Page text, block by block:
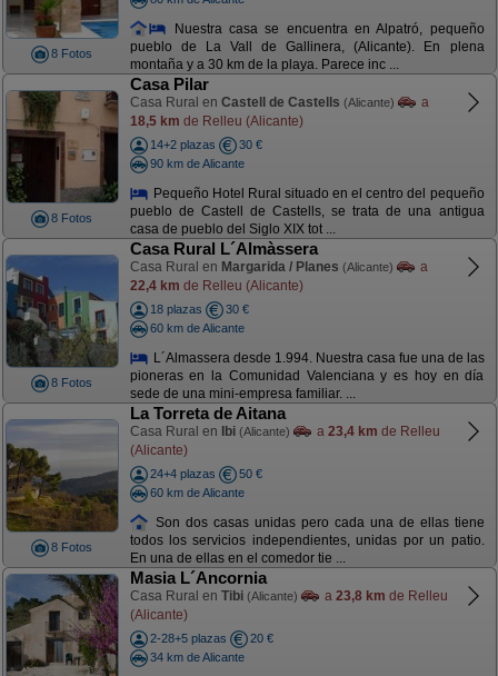
8 Fotos
Nuestra casa se encuentra en Alpatró, pequeño
pueblo de La Vall de Gallinera, (Alicante). En plena
montaña y a 30 km de la playa. Parece inc ...
8 Fotos
Casa Pilar
Casa Rural en Castell de Castells (Alicante)
a
18,5 km de Relleu (Alicante)
14+2 plazas
30 €
90 km de Alicante
Pequeño Hotel Rural situado en el centro del pequeño
pueblo de Castell de Castells, se trata de una antigua
casa de pueblo del Siglo XIX tot ...
8 Fotos
Casa Rural L´Almàssera
Casa Rural en Margarida / Planes (Alicante)
a
22,4 km de Relleu (Alicante)
18 plazas
30 €
60 km de Alicante
L´Almassera desde 1.994. Nuestra casa fue una de las
pioneras en la Comunidad Valenciana y es hoy en día
sede de una mini-empresa familiar. ...
8 Fotos
La Torreta de Aitana
Casa Rural en Ibi (Alicante) a 23,4 km de Relleu
(Alicante)
24+4 plazas
50 €
60 km de Alicante
Son dos casas unidas pero cada una de ellas tiene
todos los servicios independientes, unidas por un patio.
En una de ellas en el comedor tie ...
Masia L´Ancornia
Casa Rural en Tibi (Alicante) a 23,8 km de Relleu
(Alicante)
2-28+5 plazas
20 €
34 km de Alicante